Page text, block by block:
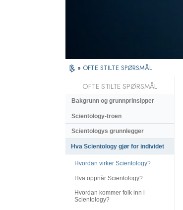
» OFTE STILTE SPØRSMÅL
OFTE STILTE SPØRSMÅL
Bakgrunn og grunnprinsipper
Scientology-troen
Scientologys grunnlegger
Hva Scientology gjør for individet
Hvordan virker Scientology?
Hva oppnår Scientology?
Hvordan kommer folk inn i
Scientology?